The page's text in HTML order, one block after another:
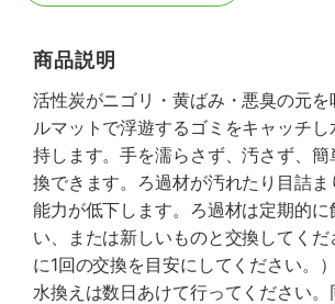
商品説明
活性炭がニゴリ・黄ばみ・悪臭の元を
ルマットで浮遊するゴミをキャッチ
持します。手を濡らさず、汚さず、簡
換できます。ろ過材が汚れたり目詰ま
能力が低下します。ろ過材は定期的
い、または新しいものと交換してく
に1回の交換を目安にしてください。
水換えは数日あけて行ってください。